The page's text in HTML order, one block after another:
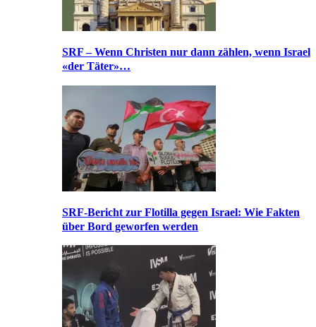
SRF – Wenn Christen nur dann zählen, wenn Israel
«der Täter»…
SRF-Bericht zur Flotilla gegen Israel: Wie Fakten
über Bord geworfen werden